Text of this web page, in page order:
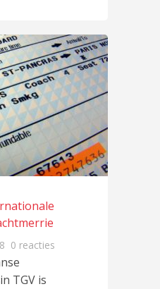
0 reacties
TGV is